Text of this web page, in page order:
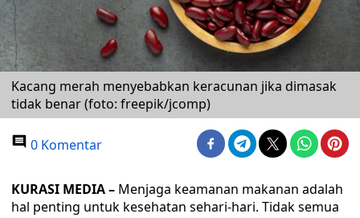
Kacang merah menyebabkan keracunan jika dimasak
tidak benar (foto: freepik/jcomp)
0 Komentar
KURASI MEDIA – Menjaga keamanan makanan adalah
hal penting untuk kesehatan sehari-hari. Tidak semua